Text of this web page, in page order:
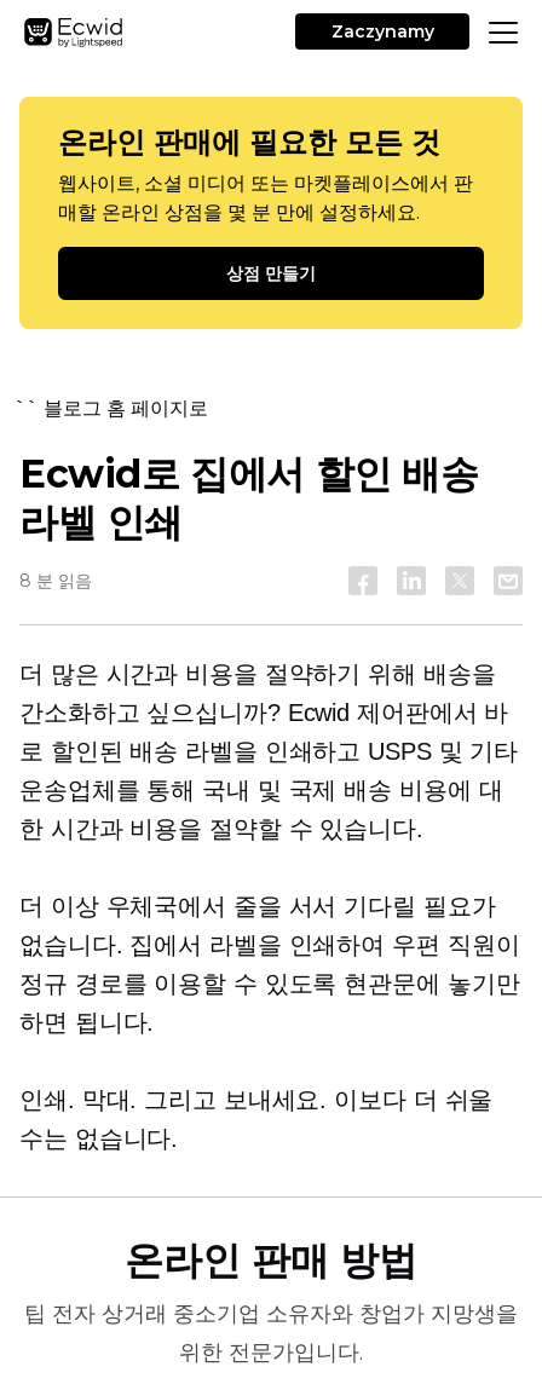
Zaczynamy
온라인 판매에 필요한 모든 것
웹사이트, 소셜 미디어 또는 마켓플레이스에서 판
매할 온라인 상점을 몇 분 만에 설정하세요.
상점 만들기
`` 블로그 홈 페이지로
Ecwid로 집에서 할인 배송
라벨 인쇄
8 분 읽음
더 많은 시간과 비용을 절약하기 위해 배송을
간소화하고 싶으십니까? Ecwid 제어판에서 바
로 할인된 배송 라벨을 인쇄하고 USPS 및 기타
운송업체를 통해 국내 및 국제 배송 비용에 대
한 시간과 비용을 절약할 수 있습니다.
더 이상 우체국에서 줄을 서서 기다릴 필요가
없습니다. 집에서 라벨을 인쇄하여 우편 직원이
정규 경로를 이용할 수 있도록 현관문에 놓기만
하면 됩니다.
인쇄. 막대. 그리고 보내세요. 이보다 더 쉬울
수는 없습니다.
온라인 판매 방법
팁 전자 상거래 중소기업 소유자와 창업가 지망생을
위한 전문가입니다.